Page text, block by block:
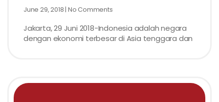
June 29, 2018 No Comments
Jakarta, 29 Juni 2018-Indonesia adalah negara
dengan ekonomi terbesar di Asia tenggara dan